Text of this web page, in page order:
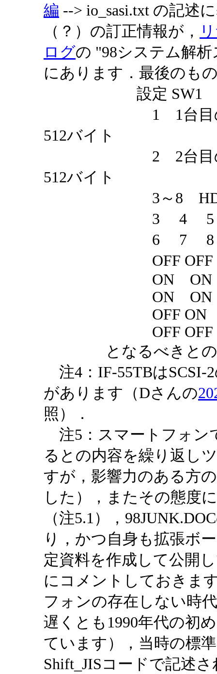
編 --> io_sasi.txt の記述
（？）の訂正情報が，
ログの "98システム解
にあります．最後のも
設定 SW1
1 1台目のセク
512バイト
2 2台目のセク
512バイト
3～8 HDD
3 4 5（1
6 7 8（2
OFF OFF
ON ON
ON ON
OFF ON
OFF OFF
となるべきとの
注4：IF-55TBはSCSI-
があります（Dさんの
照）．
注5：スマートフォン
るとの内容を繰り返し
すが，影響力のある方
した），またその態度
（注5.1），
り，かつ自身も拡張ボ
定資料を作成して公開
にコメントしておきま
フォンの存在しない時
遅くとも1990年代の初
ています），当時の標
Shift_JISコードで記述